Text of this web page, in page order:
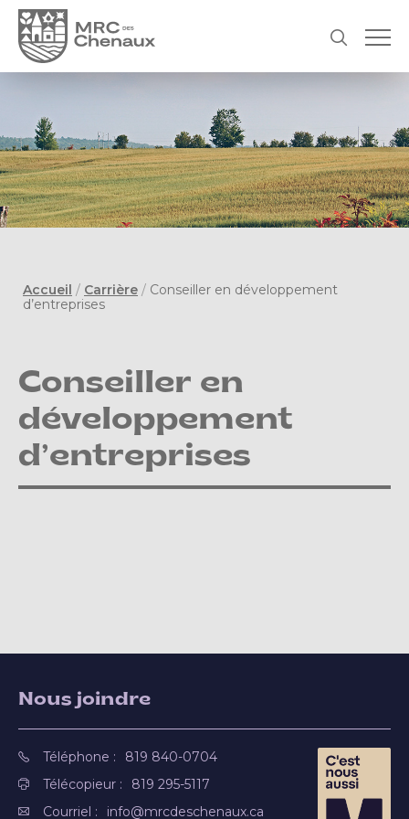
Accueil / Carrière / Conseiller en développement
d’entreprises
Conseiller en
développement
d’entreprises
Nous joindre
Téléphone :
819 840-0704
Télécopieur :
819 295-5117
Courriel :
info@mrcdeschenaux.ca